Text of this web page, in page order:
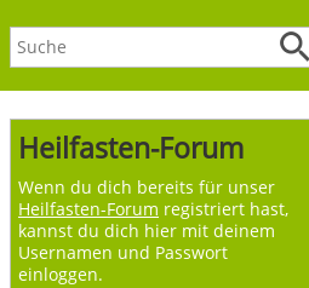
Heilfasten-Forum
Wenn du dich bereits für unser
Heilfasten-Forum registriert hast,
kannst du dich hier mit deinem
Usernamen und Passwort
einloggen.